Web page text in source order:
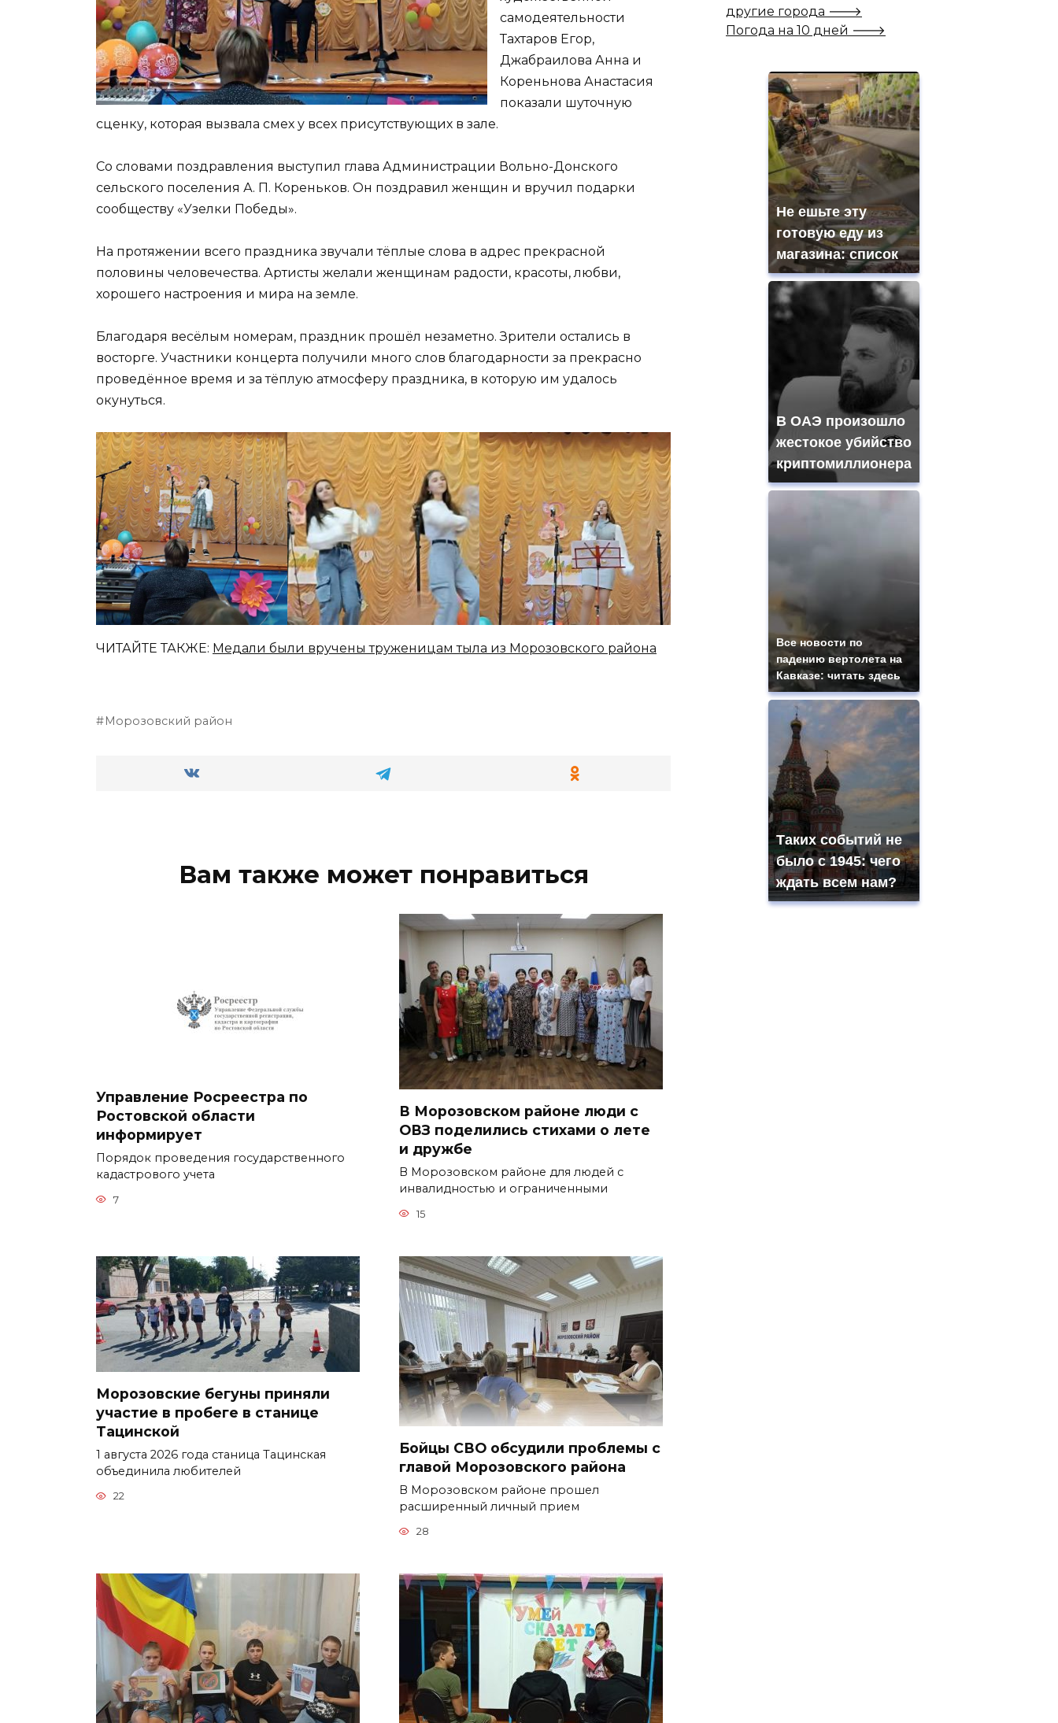
самодеятельности
Тахтаров Егор,
Джабраилова Анна и
Кореньнова Анастасия
показали шуточную
сценку, которая вызвала смех у всех присутствующих в зале.
Со словами поздравления выступил глава Администрации Вольно-Донского
сельского поселения А. П. Кореньков. Он поздравил женщин и вручил подарки
сообществу «Узелки Победы».
На протяжении всего праздника звучали тёплые слова в адрес прекрасной
половины человечества. Артисты желали женщинам радости, красоты, любви,
хорошего настроения и мира на земле.
Благодаря весёлым номерам, праздник прошёл незаметно. Зрители остались в
восторге. Участники концерта получили много слов благодарности за прекрасно
проведённое время и за тёплую атмосферу праздника, в которую им удалось
окунуться.
ЧИТАЙТЕ ТАКЖЕ: Медали были вручены труженицам тыла из Морозовского района
Морозовский район
Вам также может понравиться
Управление Росреестра по
Ростовской области
информирует
Порядок проведения государственного
кадастрового учета
7
В Морозовском районе люди с
ОВЗ поделились стихами о лете
и дружбе
В Морозовском районе для людей с
инвалидностью и ограниченными
15
Морозовские бегуны приняли
участие в пробеге в станице
Тацинской
1 августа 2026 года станица Тацинская
объединила любителей
22
Бойцы СВО обсудили проблемы с
главой Морозовского района
В Морозовском районе прошел
расширенный личный прием
28
другие города 🡒
Погода на 10 дней 🡒
Не ешьте эту
готовую еду из
магазина: список
В ОАЭ произошло
жестокое убийство
криптомиллионера
Все новости по
падению вертолета на
Кавказе: читать здесь
Таких событий не
было с 1945: чего
ждать всем нам?